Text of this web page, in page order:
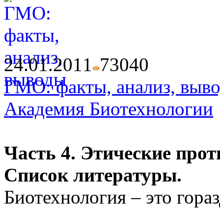
24.01.2011 73040
ГМО: факты, анализ,
Академия Биотехнологии
Часть 4. Этические
Список литературы.
Биотехнология – это